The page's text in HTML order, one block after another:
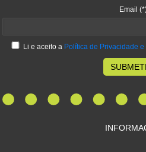
Email
Li e aceito a Política de Privacidade